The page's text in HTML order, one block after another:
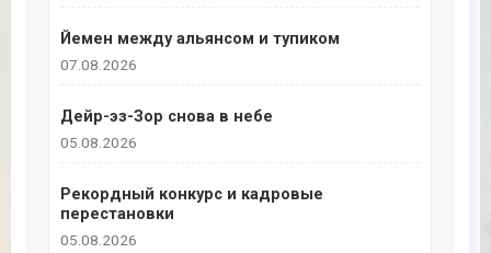
Йемен между альянсом и тупиком
07.08.2026
Дейр-эз-Зор снова в небе
05.08.2026
Рекордный конкурс и кадровые
перестановки
05.08.2026